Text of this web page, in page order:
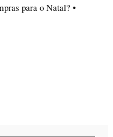
para o Natal? •